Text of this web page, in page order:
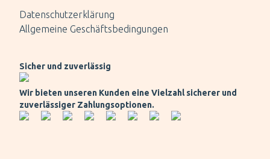
Datenschutzerklärung
Allgemeine Geschäftsbedingungen
Sicher und zuverlässig
Wir bieten unseren Kunden eine Vielzahl sicherer und
zuverlässiger Zahlungsoptionen.